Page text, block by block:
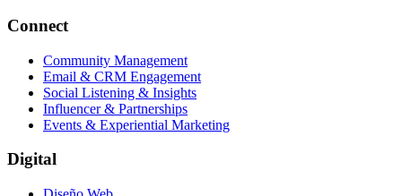
Connect
Community Management
Email & CRM Engagement
Social Listening & Insights
Influencer & Partnerships
Events & Experiential Marketing
Digital